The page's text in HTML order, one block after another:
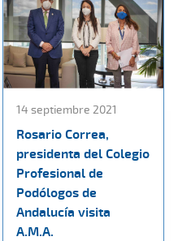
14 septiembre 2021
Rosario Correa,
presidenta del Colegio
Profesional de
Podólogos de
Andalucía visita
A.M.A.